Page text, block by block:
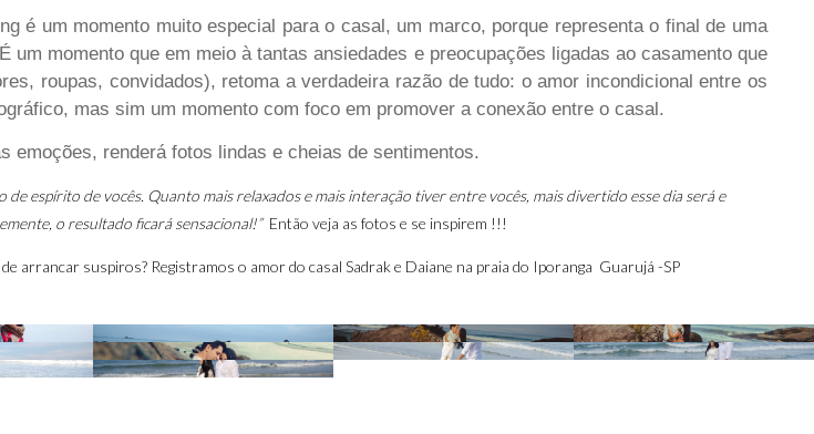
é um momento muito especial para o casal, um marco, porque representa o final de uma
um momento que em meio à tantas ansiedades e preocupações ligadas ao casamento que
roupas, convidados), retoma a verdadeira razão de tudo: o amor incondicional entre os
mas sim um momento com foco em promover a conexão entre o casal.
emoções, renderá fotos lindas e cheias de sentimentos.
espírito de vocês. Quanto mais relaxados e mais interação tiver entre vocês, mais divertido esse dia será e
o resultado ficará sensacional!”Então veja as fotos e se inspirem !!!
de arrancar suspiros? Registramos o amor do casal Sadrak e Daiane na praia do Iporanga Guarujá -SP